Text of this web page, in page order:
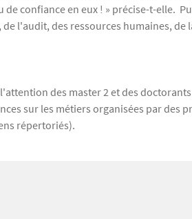
confiance en eux ! » précise-t-elle.
l'audit, des ressources humaines, de
des master 2 et des
sur les métiers organisées par des
répertoriés).